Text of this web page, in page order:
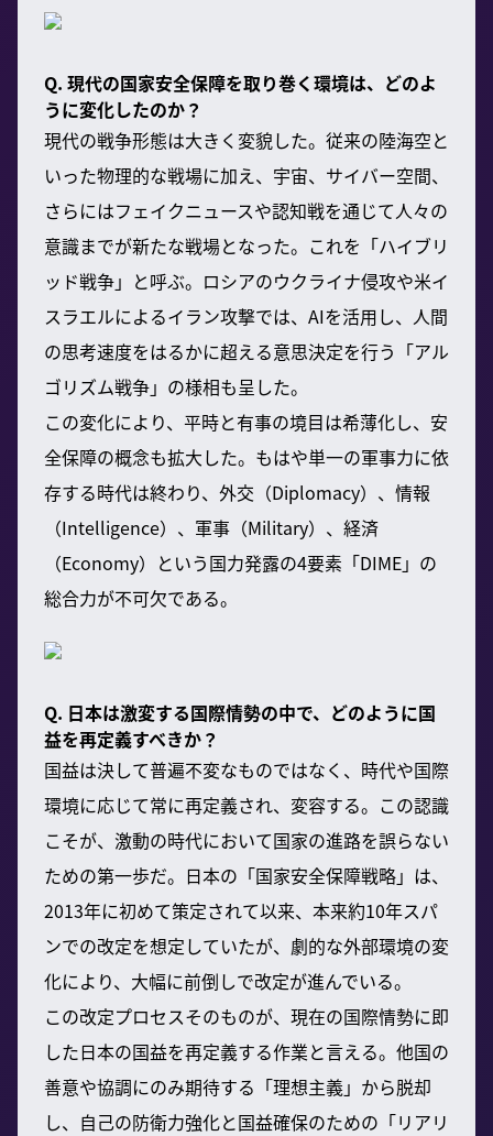
Q. 現代の国家安全保障を取り巻く環境は、どのよ
うに変化したのか？
現代の戦争形態は大きく変貌した。従来の陸海空と
いった物理的な戦場に加え、宇宙、サイバー空間、
さらにはフェイクニュースや認知戦を通じて人々の
意識までが新たな戦場となった。これを「ハイブリ
ッド戦争」と呼ぶ。ロシアのウクライナ侵攻や米イ
スラエルによるイラン攻撃では、AIを活用し、人間
の思考速度をはるかに超える意思決定を行う「アル
ゴリズム戦争」の様相も呈した。
この変化により、平時と有事の境目は希薄化し、安
全保障の概念も拡大した。もはや単一の軍事力に依
存する時代は終わり、外交（Diplomacy）、情報
（Intelligence）、軍事（Military）、経済
（Economy）という国力発露の4要素「DIME」の
総合力が不可欠である。
Q. 日本は激変する国際情勢の中で、どのように国
益を再定義すべきか？
国益は決して普遍不変なものではなく、時代や国際
環境に応じて常に再定義され、変容する。この認識
こそが、激動の時代において国家の進路を誤らない
ための第一歩だ。日本の「国家安全保障戦略」は、
2013年に初めて策定されて以来、本来約10年スパ
ンでの改定を想定していたが、劇的な外部環境の変
化により、大幅に前倒しで改定が進んでいる。
この改定プロセスそのものが、現在の国際情勢に即
した日本の国益を再定義する作業と言える。他国の
善意や協調にのみ期待する「理想主義」から脱却
し、自己の防衛力強化と国益確保のための「リアリ